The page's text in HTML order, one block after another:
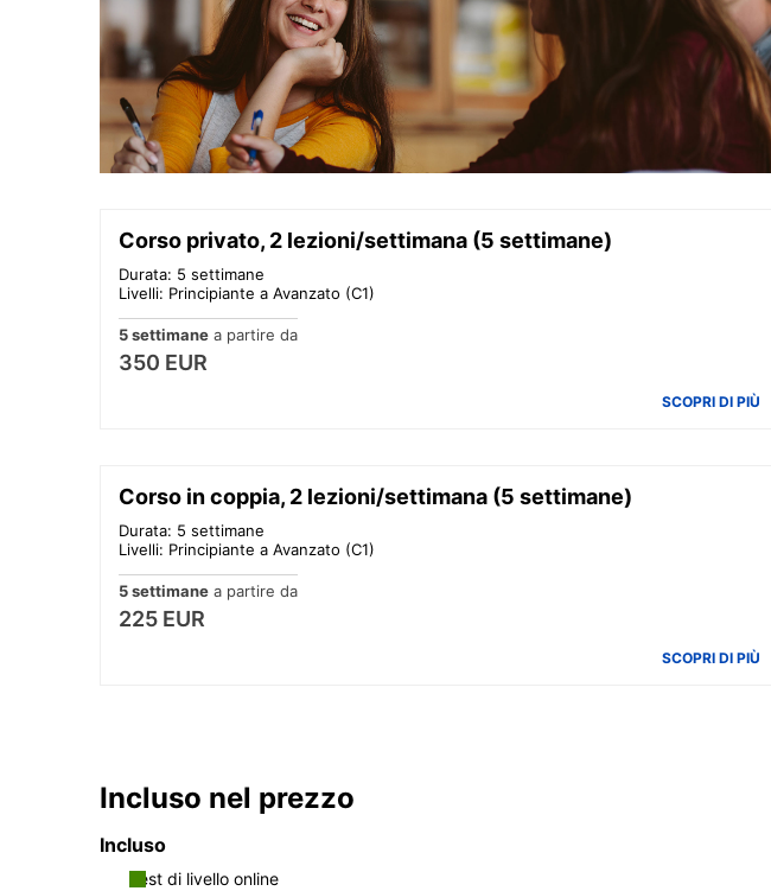
Corso privato, 2 lezioni/settimana (5 settimane)
Durata: 5 settimane
Livelli: Principiante a Avanzato (C1)
5 settimane a partire da
350 EUR
SCOPRI DI PIÙ
Corso in coppia, 2 lezioni/settimana (5 settimane)
Durata: 5 settimane
Livelli: Principiante a Avanzato (C1)
5 settimane a partire da
225 EUR
SCOPRI DI PIÙ
Incluso nel prezzo
Incluso
Test di livello online